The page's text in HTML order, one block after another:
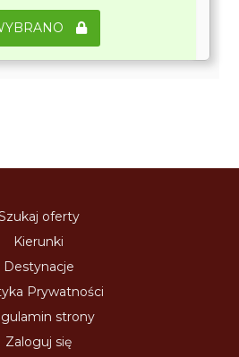
oferty
Kierunki
Destynacje
Prywatności
strony
Zaloguj się